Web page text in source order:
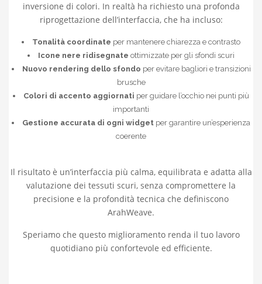
inversione di colori. In realtà ha richiesto una profonda
riprogettazione dell’interfaccia, che ha incluso:
Tonalità coordinate per mantenere chiarezza e contrasto
Icone nere ridisegnate ottimizzate per gli sfondi scuri
Nuovo rendering dello sfondo per evitare bagliori e transizioni
brusche
Colori di accento aggiornati per guidare l’occhio nei punti più
importanti
Gestione accurata di ogni widget per garantire un’esperienza
coerente
Il risultato è un’interfaccia più calma, equilibrata e adatta alla
valutazione dei tessuti scuri, senza compromettere la
precisione e la profondità tecnica che definiscono
ArahWeave.
Speriamo che questo miglioramento renda il tuo lavoro
quotidiano più confortevole ed efficiente.